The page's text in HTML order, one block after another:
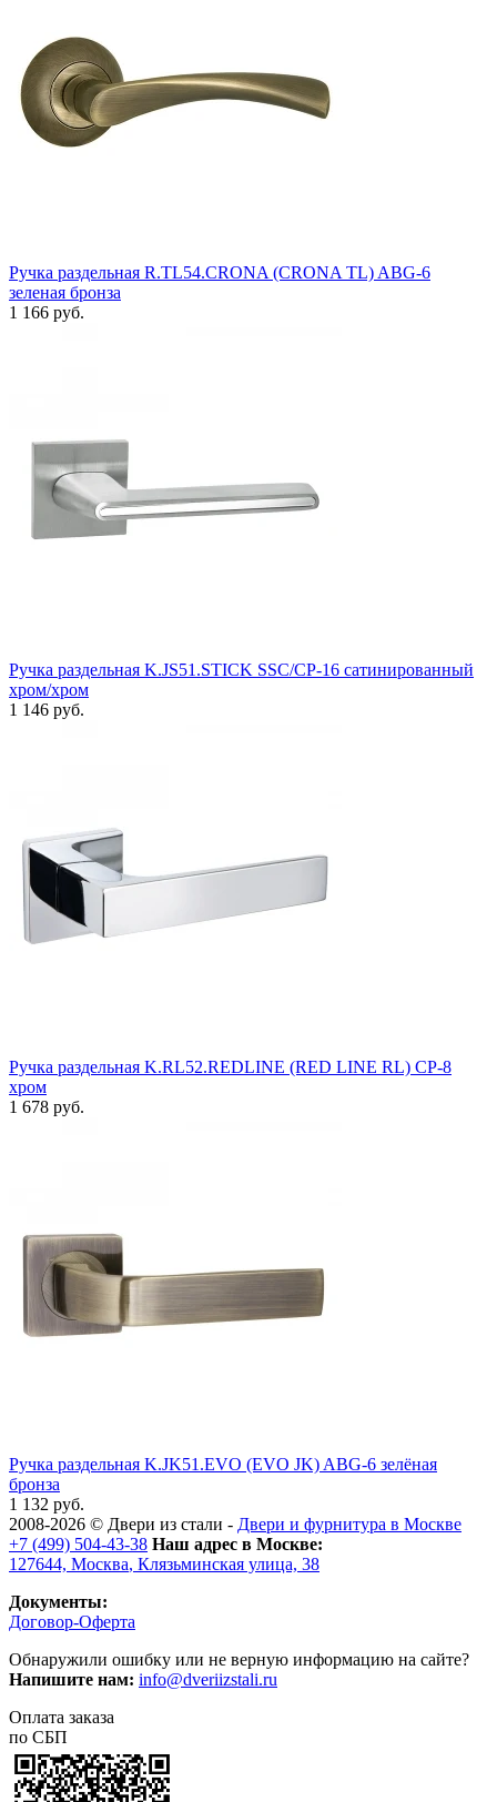
Ручка раздельная R.TL54.CRONA (CRONA TL) ABG-6
зеленая бронза
1 166 руб.
Ручка раздельная K.JS51.STICK SSC/CP-16 сатинированный
хром/хром
1 146 руб.
Ручка раздельная K.RL52.REDLINE (RED LINE RL) CP-8
хром
1 678 руб.
Ручка раздельная K.JK51.EVO (EVO JK) ABG-6 зелёная
бронза
1 132 руб.
2008-2026 © Двери из стали - Двери и фурнитура в Москве
+7 (499) 504-43-38 Наш адрес в Москве:
127644, Москва, Клязьминская улица, 38
Документы:
Договор-Оферта
Обнаружили ошибку или не верную информацию на сайте?
Напишите нам: info@dveriizstali.ru
Оплата заказа
по СБП